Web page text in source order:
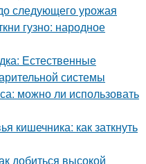
следующего урожая
гузно: народное
Естественные
системы
можно ли использовать
кишечника: как заткнуть
добиться высокой